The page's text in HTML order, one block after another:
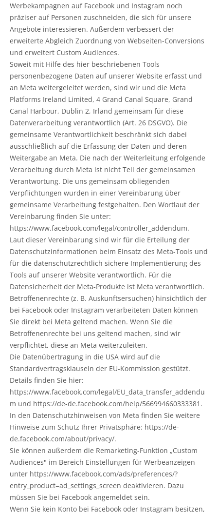
Werbekampagnen auf Facebook und Instagram noch
präziser auf Personen zuschneiden, die sich für unsere
Angebote interessieren. Außerdem verbessert der
erweiterte Abgleich Zuordnung von Webseiten-Conversions
und erweitert Custom Audiences.
Soweit mit Hilfe des hier beschriebenen Tools
personenbezogene Daten auf unserer Website erfasst und
an Meta weitergeleitet werden, sind wir und die Meta
Platforms Ireland Limited, 4 Grand Canal Square, Grand
Canal Harbour, Dublin 2, Irland gemeinsam für diese
Datenverarbeitung verantwortlich (Art. 26 DSGVO). Die
gemeinsame Verantwortlichkeit beschränkt sich dabei
ausschließlich auf die Erfassung der Daten und deren
Weitergabe an Meta. Die nach der Weiterleitung erfolgende
Verarbeitung durch Meta ist nicht Teil der gemeinsamen
Verantwortung. Die uns gemeinsam obliegenden
Verpflichtungen wurden in einer Vereinbarung über
gemeinsame Verarbeitung festgehalten. Den Wortlaut der
Vereinbarung finden Sie unter:
https://www.facebook.com/legal/controller_addendum.
Laut dieser Vereinbarung sind wir für die Erteilung der
Datenschutzinformationen beim Einsatz des Meta-Tools und
für die datenschutzrechtlich sichere Implementierung des
Tools auf unserer Website verantwortlich. Für die
Datensicherheit der Meta-Produkte ist Meta verantwortlich.
Betroffenenrechte (z. B. Auskunftsersuchen) hinsichtlich der
bei Facebook oder Instagram verarbeiteten Daten können
Sie direkt bei Meta geltend machen. Wenn Sie die
Betroffenenrechte bei uns geltend machen, sind wir
verpflichtet, diese an Meta weiterzuleiten.
Die Datenübertragung in die USA wird auf die
Standardvertragsklauseln der EU-Kommission gestützt.
Details finden Sie hier:
https://www.facebook.com/legal/EU_data_transfer_addendu
m und https://de-de.facebook.com/help/566994660333381.
In den Datenschutzhinweisen von Meta finden Sie weitere
Hinweise zum Schutz Ihrer Privatsphäre: https://de-
de.facebook.com/about/privacy/.
Sie können außerdem die Remarketing-Funktion „Custom
Audiences" im Bereich Einstellungen für Werbeanzeigen
unter https://www.facebook.com/ads/preferences/?
entry_product=ad_settings_screen deaktivieren. Dazu
müssen Sie bei Facebook angemeldet sein.
Wenn Sie kein Konto bei Facebook oder Instagram besitzen,